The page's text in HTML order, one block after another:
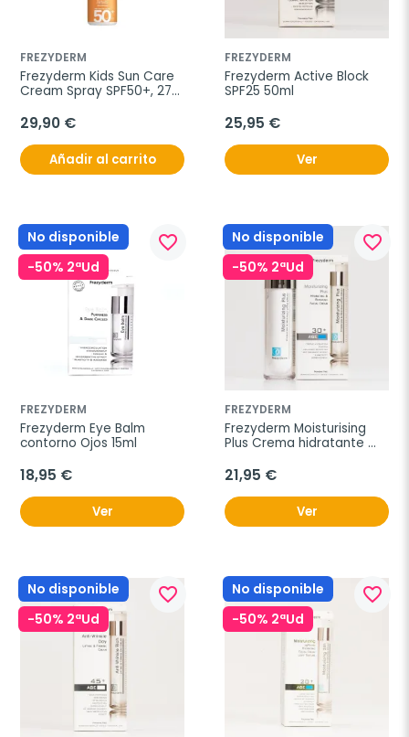
FREZYDERM
Frezyderm Kids Sun Care
Cream Spray SPF50+, 275
29,90 €
Añadir al carrito
FREZYDERM
Frezyderm Active Block
SPF25 50ml
25,95 €
Ver
No disponible
-50% 2ªUd
favorite_border
FREZYDERM
Frezyderm Eye Balm
contorno Ojos 15ml
18,95 €
Ver
No disponible
-50% 2ªUd
favorite_border
FREZYDERM
Frezyderm Moisturising
Plus Crema hidratante
21,95 €
Ver
No disponible
-50% 2ªUd
favorite_border
No disponible
-50% 2ªUd
favorite_border